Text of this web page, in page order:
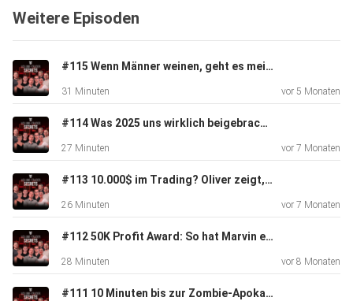
Weitere Episoden
#115 Wenn Männer weinen, geht es meist um Technik! (+Special Gast)
31 Minuten vor 5 Monaten
#114 Was 2025 uns wirklich beigebracht hat – und wie du 2026 sauber neu startest
27 Minuten vor 7 Monaten
#113 10.000$ im Trading? Oliver zeigt, wie’s geht!
26 Minuten vor 7 Monaten
#112 50K Profit Award: So hat Marvin es geschafft
28 Minuten vor 8 Monaten
#111 10 Minuten bis zur Zombie-Apokalypse – Was tun?